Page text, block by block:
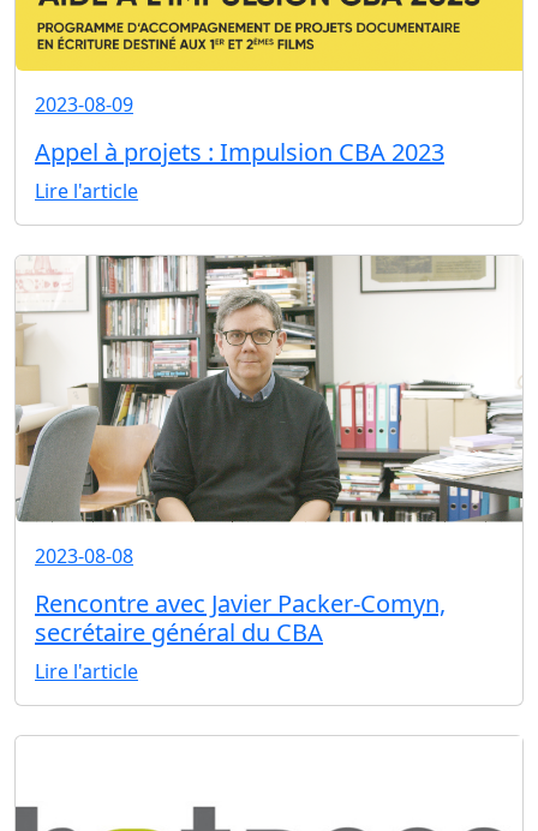
2023-08-09
Appel à projets : Impulsion CBA 2023
Lire l'article
2023-08-08
Rencontre avec Javier Packer-Comyn,
secrétaire général du CBA
Lire l'article